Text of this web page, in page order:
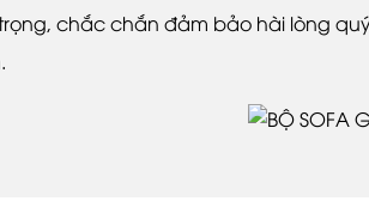
chắc chắn đảm bảo hài lòng